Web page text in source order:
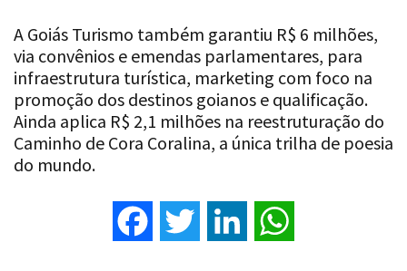
A Goiás Turismo também garantiu R$ 6 milhões,
via convênios e emendas parlamentares, para
infraestrutura turística, marketing com foco na
promoção dos destinos goianos e qualificação.
Ainda aplica R$ 2,1 milhões na reestruturação do
Caminho de Cora Coralina, a única trilha de poesia
do mundo.
Facebook Twitter LinkedIn